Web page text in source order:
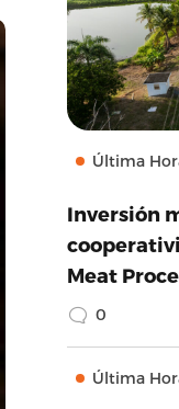
Última
Inversión
Meat
0
Última